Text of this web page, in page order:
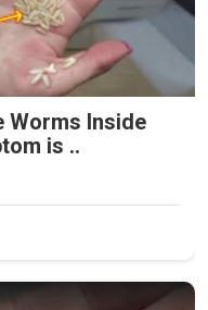
Worms Inside
is ..